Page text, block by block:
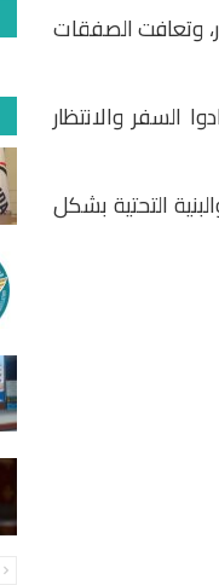
تقريبًا من الربع السابق إلى 5 مليارات دولار، وتعافت الصفقات
السفر والانتظار
التحتية بشكل